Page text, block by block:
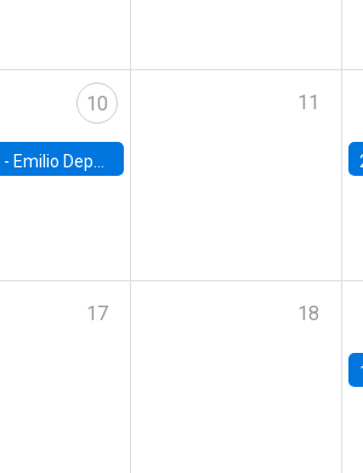
10
- Emilio Depetris-Chauvín, Universidad Católica
11
17 18